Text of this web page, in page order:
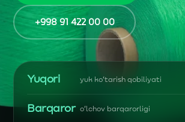
+998 91 422 00 00
Yuqori yuk koʻtarish qobiliyati
Barqaror oʻlchov barqarorligi